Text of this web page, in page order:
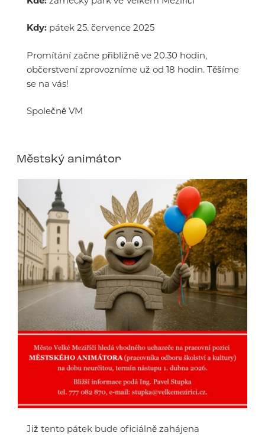
Kdy: pátek 25. července 2025
Promítání začne přibližně ve 20.30 hodin,
občerstvení zprovozníme už od 18 hodin. Těšíme
se na vás!
Společně VM
Městský animátor
Již tento pátek bude oficiálně zahájena